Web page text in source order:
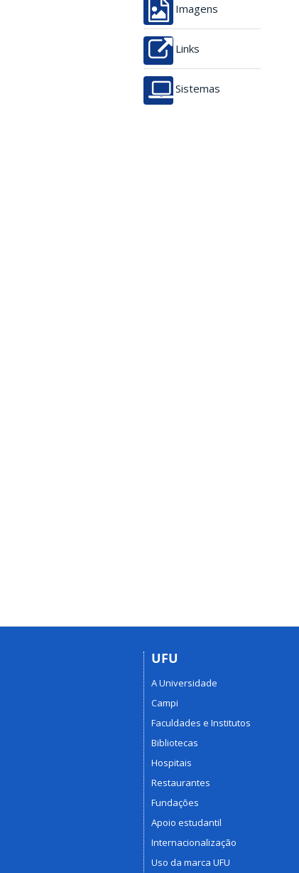
Imagens
Links
Sistemas
UFU
A Universidade
Campi
Faculdades e Institutos
Bibliotecas
Hospitais
Restaurantes
Fundações
Apoio estudantil
Internacionalização
Uso da marca UFU